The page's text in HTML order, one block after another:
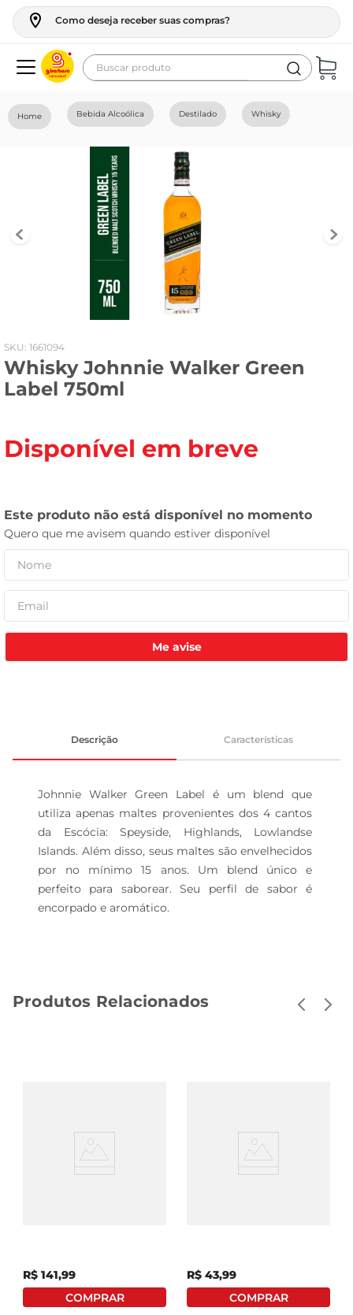
Como deseja receber suas compras?
Buscar produto
Bebida Alcoólica Destilado Whisky
: 1661094
Whisky Johnnie Walker Green
Label 750ml
Disponível em breve
Me avise
Descrição Características
Johnnie Walker Green Label é um blend que
utiliza apenas maltes provenientes dos 4 cantos
da Escócia: Speyside, Highlands, Lowlandse
Islands. Além disso, seus maltes são envelhecidos
por no mínimo 15 anos. Um blend único e
perfeito para saborear. Seu perfil de sabor é
encorpado e aromático.
Produtos Relacionados
R$ 141,99 R$ 43,99
geladeira
celular
leite pó